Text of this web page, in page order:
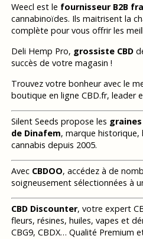
Weecl est le fournisseur B2B
cannabinoïdes. Ils maitrisent la
complète pour vous offrir les
Deli Hemp Pro, grossiste CBD
succès de votre magasin !
Trouvez votre bonheur avec le
boutique en ligne CBD.fr, leader
Silent Seeds propose les
de Dinafem, marque historique,
cannabis depuis 2005.
Avec CBDOO, accédez à de
soigneusement sélectionnées à
CBD Discounter, votre expert
fleurs, résines, huiles, vapes et
CBG9, CBDX… Qualité Premium